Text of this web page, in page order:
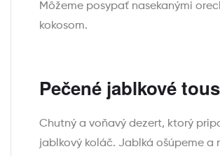
Môžeme posypať nasekanými
kokosom.
Pečené jablkové
Chutný a voňavý dezert, ktorý
jablkový koláč. Jablká ošúpeme a